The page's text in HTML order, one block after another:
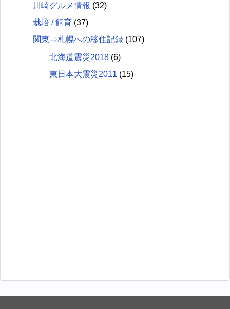
川崎グルメ情報 (32)
栽培 / 飼育 (37)
関東⇒札幌への移住記録 (107)
北海道震災2018 (6)
東日本大震災2011 (15)